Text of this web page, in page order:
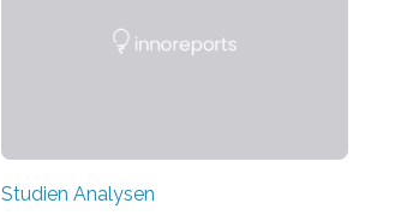
Studien Analysen